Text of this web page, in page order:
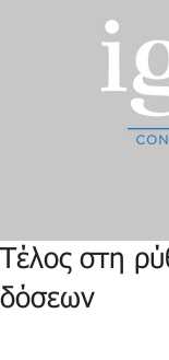
Τέλος στη
δόσεων